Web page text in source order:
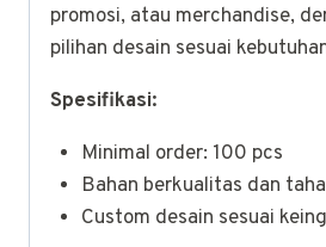
promosi, atau merchandise,
pilihan desain sesuai
Spesifikasi:
Minimal order: 100 pcs
Bahan berkualitas dan
Custom desain sesuai